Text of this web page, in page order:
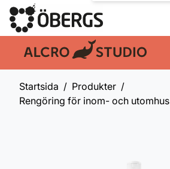
En del av:
Startsida
Produkter
Rengöring för inom- och utomhus